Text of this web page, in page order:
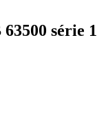
série 1